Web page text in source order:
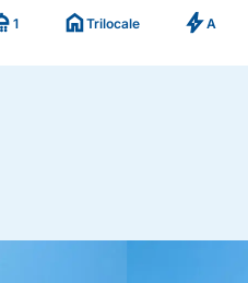
1 homeTrilocale boltA